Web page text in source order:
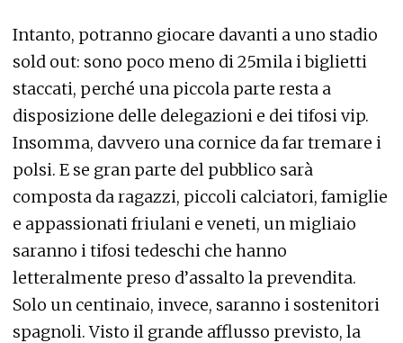
Intanto, potranno giocare davanti a uno stadio
sold out: sono poco meno di 25mila i biglietti
staccati, perché una piccola parte resta a
disposizione delle delegazioni e dei tifosi vip.
Insomma, davvero una cornice da far tremare i
polsi. E se gran parte del pubblico sarà
composta da ragazzi, piccoli calciatori, famiglie
e appassionati friulani e veneti, un migliaio
saranno i tifosi tedeschi che hanno
letteralmente preso d’assalto la prevendita.
Solo un centinaio, invece, saranno i sostenitori
spagnoli. Visto il grande afflusso previsto, la